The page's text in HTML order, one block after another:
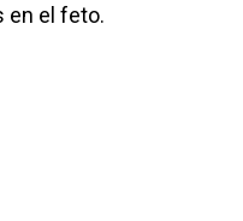
en el feto.